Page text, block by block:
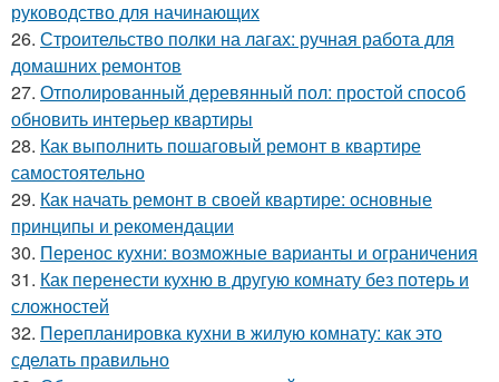
руководство для начинающих
26. Строительство полки на лагах: ручная работа для
домашних ремонтов
27. Отполированный деревянный пол: простой способ
обновить интерьер квартиры
28. Как выполнить пошаговый ремонт в квартире
самостоятельно
29. Как начать ремонт в своей квартире: основные
принципы и рекомендации
30. Перенос кухни: возможные варианты и ограничения
31. Как перенести кухню в другую комнату без потерь и
сложностей
32. Перепланировка кухни в жилую комнату: как это
сделать правильно